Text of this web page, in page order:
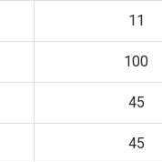
11
100
45
45